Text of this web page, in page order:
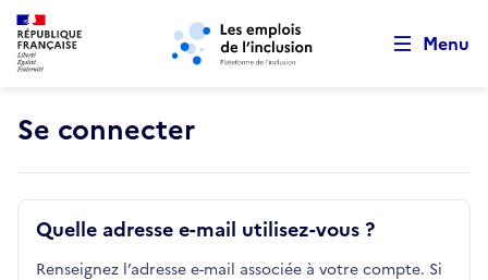
Aller au menu principal Aller au contenu principal
Menu
Se connecter
Quelle adresse e-mail utilisez-vous ?
Renseignez l’adresse e-mail associée à votre compte. Si
Retour au début de la page
Panneau de gestion des cookies